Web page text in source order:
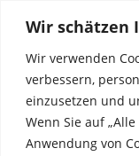
Wir schätzen
Wir verwenden
verbessern,
einzusetzen und
Wenn Sie auf
Anwendung von
Inhalt
springen
Das
Industriedenkmal,
#Heritage